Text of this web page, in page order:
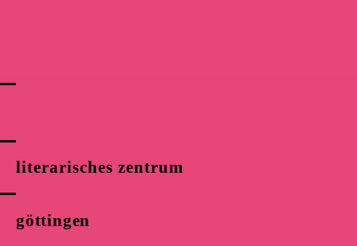
literarisches zentrum
göttingen